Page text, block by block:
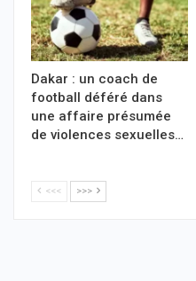
Dakar : un coach de
football déféré dans
une affaire présumée
de violences sexuelles…
<<< >>>